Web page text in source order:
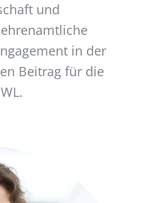
und
in der
Beitrag für die